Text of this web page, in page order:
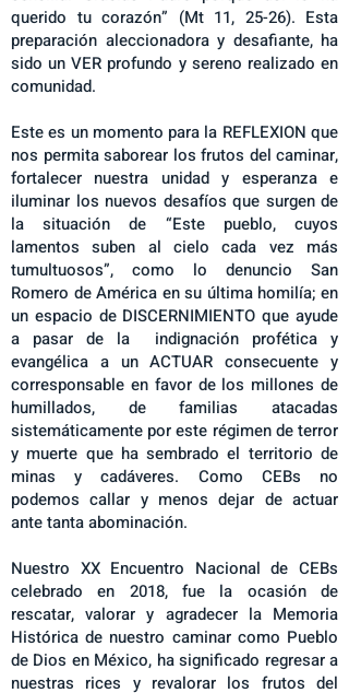
querido tu corazón” (Mt 11, 25-26). Esta
preparación aleccionadora y desafiante, ha
sido un VER profundo y sereno realizado en
comunidad.
Este es un momento para la REFLEXION que
nos permita saborear los frutos del caminar,
fortalecer nuestra unidad y esperanza e
iluminar los nuevos desafíos que surgen de
la situación de “Este pueblo, cuyos
lamentos suben al cielo cada vez más
tumultuosos”, como lo denuncio San
Romero de América en su última homilía; en
un espacio de DISCERNIMIENTO que ayude
a pasar de la indignación profética y
evangélica a un ACTUAR consecuente y
corresponsable en favor de los millones de
humillados, de familias atacadas
sistemáticamente por este régimen de terror
y muerte que ha sembrado el territorio de
minas y cadáveres. Como CEBs no
podemos callar y menos dejar de actuar
ante tanta abominación.
Nuestro XX Encuentro Nacional de CEBs
celebrado en 2018, fue la ocasión de
rescatar, valorar y agradecer la Memoria
Histórica de nuestro caminar como Pueblo
de Dios en México, ha significado regresar a
nuestras rices y revalorar los frutos del